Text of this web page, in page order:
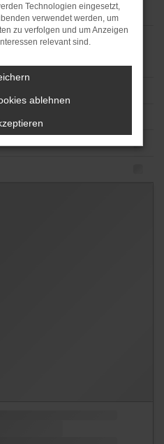
Technologien eingesetzt,
verwendet werden, um
zu verfolgen und um Anzeigen
relevant sind.
ablehnen